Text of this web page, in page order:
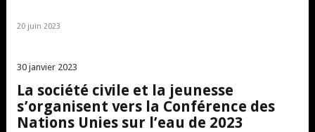
20 juin 2023
30 janvier 2023
La société civile et la jeunesse
s’organisent vers la Conférence des
Nations Unies sur l’eau de 2023